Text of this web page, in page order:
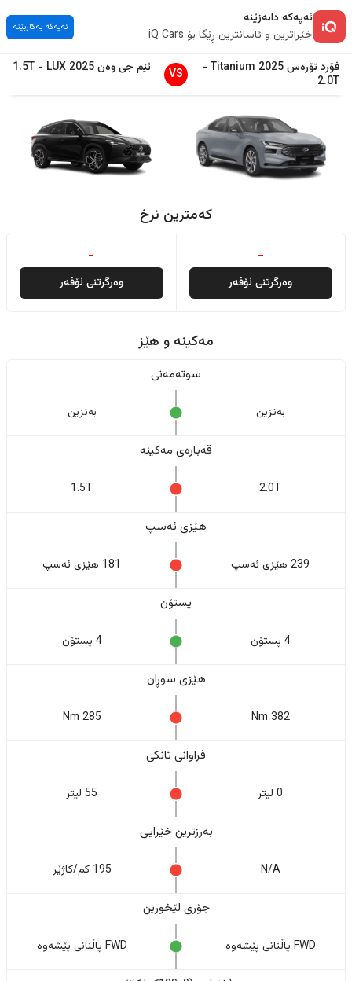
ئەپەکە دابەزێنە
خێراترین و ئاسانترین ڕێگا بۆ iQ Cars
ئەپەکە بەکاربێنە
فۆردتۆرەس2025
Titanium
-
2.0T
VS ئێم جیوەن2025
LUX
-
1.5T
کەمترین نرخ
-
وەرگرتنی ئۆفەر
-
وەرگرتنی ئۆفەر
مەکینە و هێز
سوتەمەنی
بەنزین بەنزین
قەبارەی مەکینە
2.0T
1.5T
هێزی ئەسپ
239 هێزی ئەسپ 181 هێزی ئەسپ
پستۆن
4 پستۆن 4 پستۆن
هێزی سوڕان
382 Nm
285 Nm
فراوانی تانکی
0 لیتر 55 لیتر
بەرزترین خێرایی
N/A 195 کم/کاژێر
جۆری لێخورین
FWD پاڵنانی پێشەوە FWD پاڵنانی پێشەوە